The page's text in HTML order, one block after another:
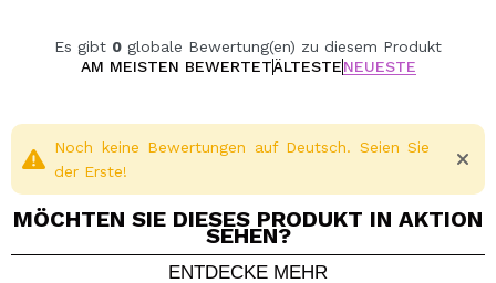
Es gibt 0 globale Bewertung(en) zu diesem Produkt
AM MEISTEN BEWERTETÄLTESTENEUESTE
Noch keine Bewertungen auf Deutsch. Seien Sie
der Erste!
MÖCHTEN SIE DIESES PRODUKT IN AKTION
SEHEN?
ENTDECKE MEHR